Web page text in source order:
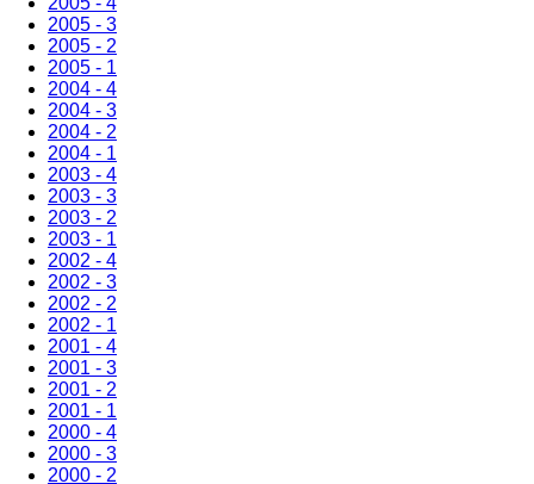
2005 - 3
2005 - 2
2005 - 1
2004 - 4
2004 - 3
2004 - 2
2004 - 1
2003 - 4
2003 - 3
2003 - 2
2003 - 1
2002 - 4
2002 - 3
2002 - 2
2002 - 1
2001 - 4
2001 - 3
2001 - 2
2001 - 1
2000 - 4
2000 - 3
2000 - 2